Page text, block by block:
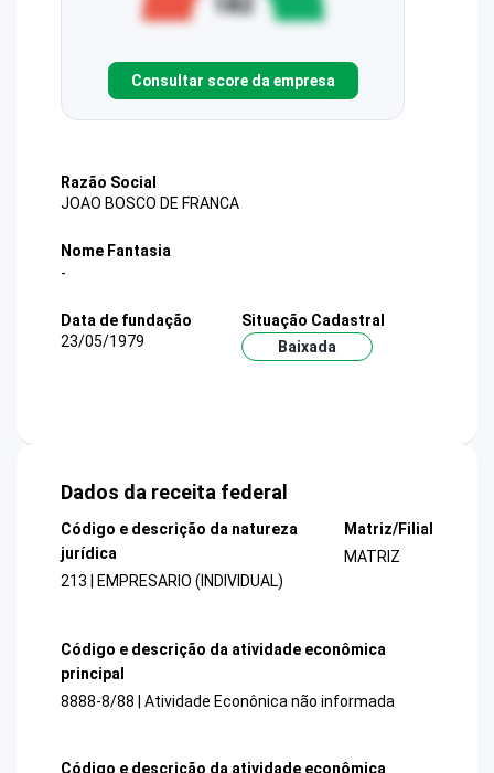
Consultar score da empresa
Razão Social
JOAO BOSCO DE FRANCA
Nome Fantasia
-
Data de fundação
23/05/1979
Situação Cadastral
Baixada
Dados da receita federal
Código e descrição da natureza
jurídica
213 | EMPRESARIO (INDIVIDUAL)
Matriz/Filial
MATRIZ
Código e descrição da atividade econômica
principal
8888-8/88 | Atividade Econônica não informada
Código e descrição da atividade econômica